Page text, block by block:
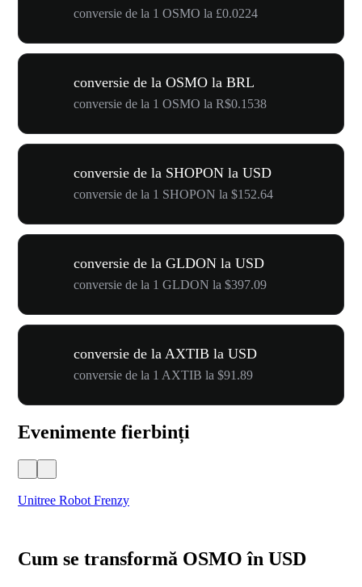
conversie de la 1 OSMO la £0.0224
conversie de la OSMO la BRL
conversie de la 1 OSMO la R$0.1538
conversie de la SHOPON la USD
conversie de la 1 SHOPON la $152.64
conversie de la GLDON la USD
conversie de la 1 GLDON la $397.09
conversie de la AXTIB la USD
conversie de la 1 AXTIB la $91.89
Evenimente fierbinți
Unitree Robot Frenzy
Cum se transformă OSMO în USD